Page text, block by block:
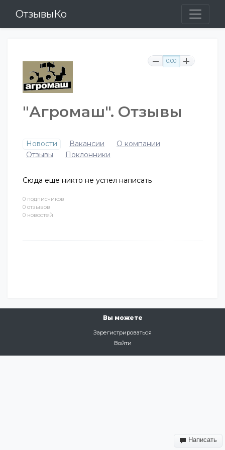
ОтзывыКо
0 подписчиков
0 отзывов
0 новостей
0.00
"Агромаш". Отзывы
Новости Вакансии
О компании
Отзывы
Поклонники
Сюда еще никто не успел написать
Вы можете
Зарегистрироваться
Войти
Написать